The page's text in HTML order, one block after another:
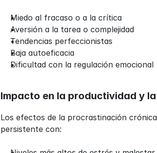
Miedo al fracaso o a la crítica
Aversión a la tarea o complejidad
Tendencias perfeccionistas
Baja autoeficacia
Dificultad con la regulación emocional
Impacto en la productividad y
Los efectos de la procrastinación
persistente con: